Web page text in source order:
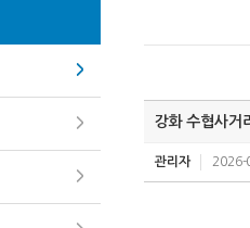
강화 수협사거
관리자 2026-